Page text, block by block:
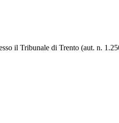
il Tribunale di Trento (aut. n.